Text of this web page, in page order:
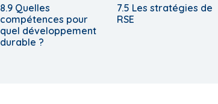
8.9 Quelles
compétences pour
quel développement
durable ?
7.5 Les stratégies de
RSE